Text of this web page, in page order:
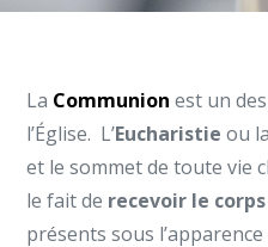
La Communionest un
l’Église. L’Eucharistie ou
et le sommet de toute vie
le fait de recevoir le
présents sous